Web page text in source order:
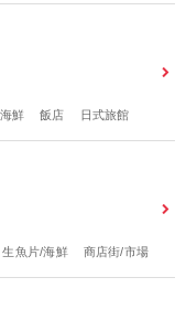
鮮 飯店 日式旅館
生魚片/海鮮 商店街/市場